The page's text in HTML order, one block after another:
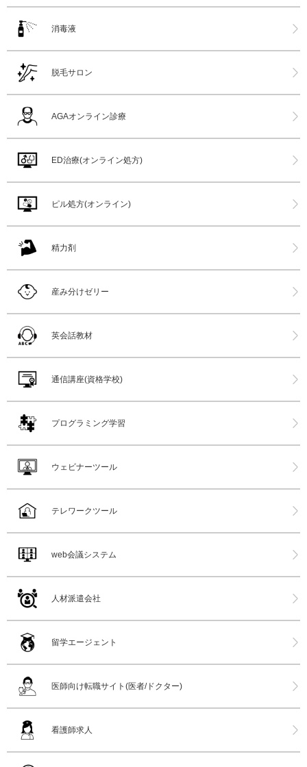
消毒液
脱毛サロン
AGAオンライン診療
ED治療(オンライン処方)
ピル処方(オンライン)
精力剤
産み分けゼリー
英会話教材
通信講座(資格学校)
プログラミング学習
ウェビナーツール
テレワークツール
web会議システム
人材派遣会社
留学エージェント
医師向け転職サイト(医者/ドクター)
看護師求人